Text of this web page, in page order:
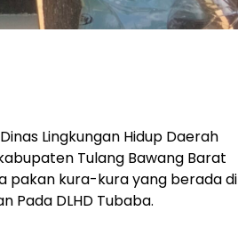
Lingkungan Hidup Daerah
Tulang Bawang Barat
pakan kura-kura yang berada di
Pada DLHD Tubaba.